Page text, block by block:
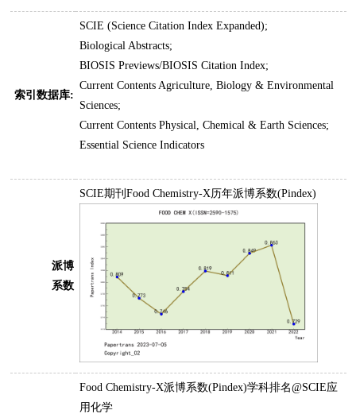
索引数据库:
SCIE (Science Citation Index Expanded);
Biological Abstracts;
BIOSIS Previews/BIOSIS Citation Index;
Current Contents Agriculture, Biology & Environmental
Sciences;
Current Contents Physical, Chemical & Earth Sciences;
Essential Science Indicators
派博
系数
SCIE期刊Food Chemistry-X历年派博系数(Pindex)
Food Chemistry-X派博系数(Pindex)学科排名@SCIE应
用化学